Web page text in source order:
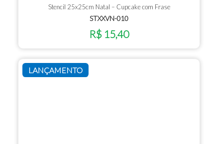
Stencil 25x25cm Natal – Cupcake com Frase
STXXVN-010
R$ 15,40
LANÇAMENTO